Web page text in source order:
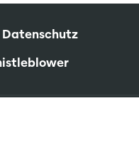
Datenschutz